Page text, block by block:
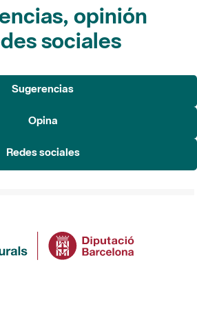
opinión
sociales
Sugerencias
Opina
Redes sociales